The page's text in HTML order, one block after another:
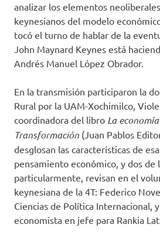
analizar los elementos
keynesianos del modelo
tocó el turno de hablar de la
John Maynard Keynes está
Andrés Manuel López Obrador.
En la transmisión participaron la
Rural por la UAM-Xochimilco,
coordinadora del libro La
Transformación (Juan Pablos
desglosan las características de
pensamiento económico, y dos de
particularmente, revisan en el
keynesiana de la 4T: Federico
Ciencias de Política Internacional,
economista en jefe para Rankia